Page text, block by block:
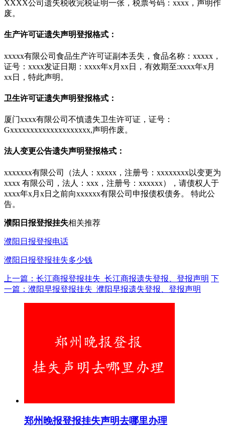
XXXX公司遗失税收完税证明一张，税票号码：xxxx，声明作
废。
生产许可证遗失声明登报格式：
xxxxx有限公司食品生产许可证副本丢失，食品名称：xxxxx，
证号：xxxx发证日期：xxxx年x月xx日，有效期至:xxxx年x月
xx日，特此声明。
卫生许可证遗失声明登报格式：
厦门xxxx有限公司不慎遗失卫生许可证，证号：
Gxxxxxxxxxxxxxxxxxxxx,声明作废。
法人变更公告遗失声明登报格式：
xxxxxxx有限公司（法人：xxxxx，注册号：xxxxxxxx以变更为
xxxx 有限公司，法人：xxx，注册号：xxxxxx），请债权人于
xxxx年x月x日之前向xxxxxx有限公司申报债权债务。 特此公
告。
濮阳日报登报挂失相关推荐
濮阳日报登报电话
濮阳日报登报挂失多少钱
上一篇：长江商报登报挂失_长江商报遗失登报、登报声明 下
一篇：濮阳早报登报挂失_濮阳早报遗失登报、登报声明
郑州晚报登报挂失声明去哪里办理